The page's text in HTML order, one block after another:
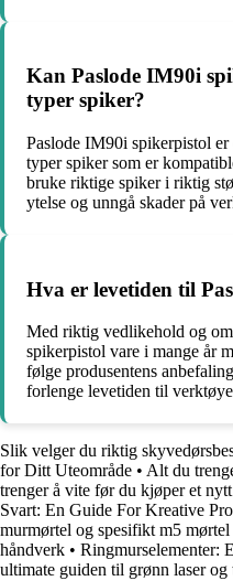
Kan Paslode IM90i
typer spiker?
Paslode IM90i spikerpistol
typer spiker som er
bruke riktige spiker i riktig
ytelse og unngå skader på
Hva er levetiden til
Med riktig vedlikehold og
spikerpistol vare i mange år
følge produsentens
forlenge levetiden til
Slik velger du riktig
for Ditt Uteområde • Alt du
trenger å vite før du kjøper et
Svart: En Guide For Kreative
murmørtel og spesifikt m5 mørtel
håndverk • Ringmurselementer:
ultimate guiden til grønn laser og